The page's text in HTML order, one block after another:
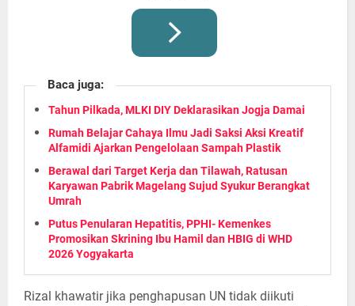
Baca juga:
Tahun Pilkada, MLKI DIY Deklarasikan Jogja Damai
Rumah Belajar Cahaya Ilmu Jadi Saksi Aksi Kreatif
Alfamidi Ajarkan Pengelolaan Sampah Plastik
Berawal dari Target Kerja dan Tilawah, Ratusan
Karyawan Pabrik Magelang Sujud Syukur Berangkat
Umrah
Putus Penularan Hepatitis, PPHI- Kemenkes
Promosikan Skrining Ibu Hamil dan HBIG di WHD
2026 Yogyakarta
Rizal khawatir jika penghapusan UN tidak diikuti